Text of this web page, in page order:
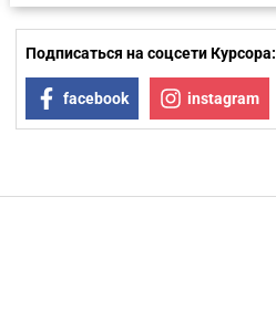
Подписаться на соцсети Курсора:
facebook instagram